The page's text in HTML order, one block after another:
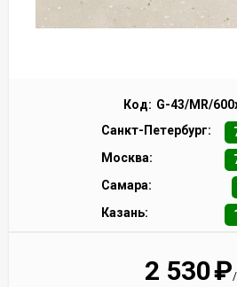
Код: G-43/MR/
Санкт-Петербург:
Москва:
Самара:
Казань:
2 530₽/